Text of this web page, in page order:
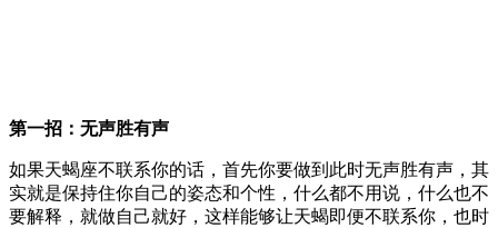
第一招：无声胜有声
如果天蝎座不联系你的话，首先你要做到此时无声胜有声，其
实就是保持住你自己的姿态和个性，什么都不用说，什么也不
要解释，就做自己就好，这样能够让天蝎即便不联系你，也时